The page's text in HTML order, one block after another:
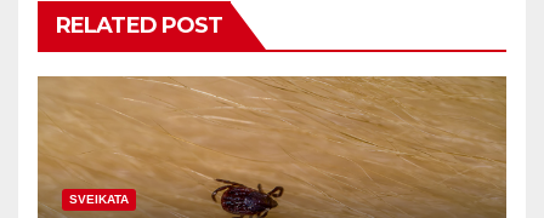
RELATED POST
SVEIKATA